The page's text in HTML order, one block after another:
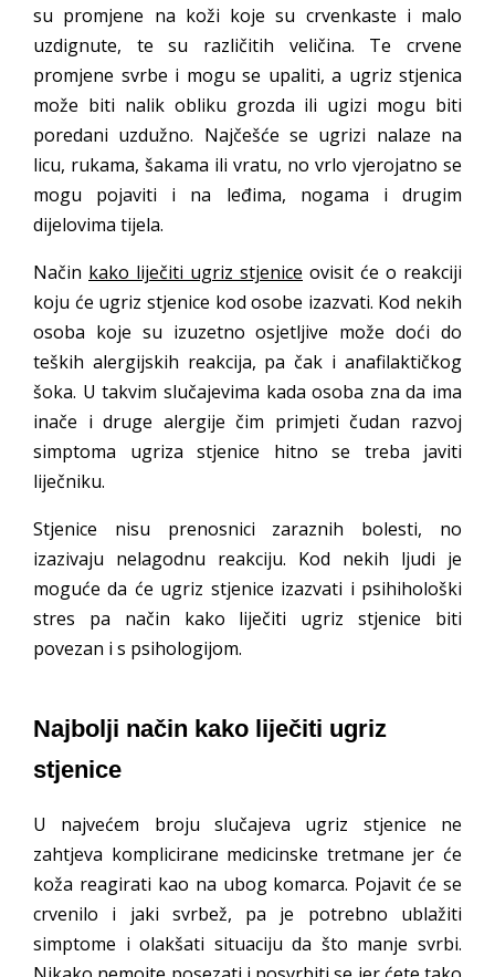
su promjene na koži koje su crvenkaste i malo
uzdignute, te su različitih veličina. Te crvene
promjene svrbe i mogu se upaliti, a ugriz stjenica
može biti nalik obliku grozda ili ugizi mogu biti
poredani uzdužno. Najčešće se ugrizi nalaze na
licu, rukama, šakama ili vratu, no vrlo vjerojatno se
mogu pojaviti i na leđima, nogama i drugim
dijelovima tijela.
Način kako liječiti ugriz stjenice ovisit će o reakciji
koju će ugriz stjenice kod osobe izazvati. Kod nekih
osoba koje su izuzetno osjetljive može doći do
teških alergijskih reakcija, pa čak i anafilaktičkog
šoka. U takvim slučajevima kada osoba zna da ima
inače i druge alergije čim primjeti čudan razvoj
simptoma ugriza stjenice hitno se treba javiti
liječniku.
Stjenice nisu prenosnici zaraznih bolesti, no
izazivaju nelagodnu reakciju. Kod nekih ljudi je
moguće da će ugriz stjenice izazvati i psihihološki
stres pa način kako liječiti ugriz stjenice biti
povezan i s psihologijom.
Najbolji način kako liječiti ugriz
stjenice
U najvećem broju slučajeva ugriz stjenice ne
zahtjeva komplicirane medicinske tretmane jer će
koža reagirati kao na ubog komarca. Pojavit će se
crvenilo i jaki svrbež, pa je potrebno ublažiti
simptome i olakšati situaciju da što manje svrbi.